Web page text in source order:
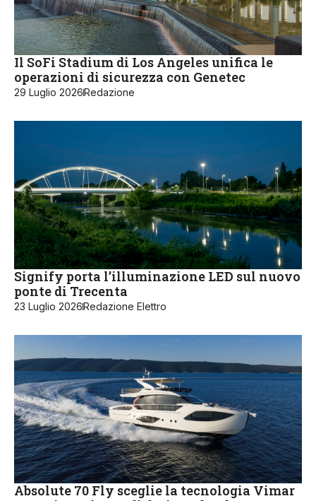
Il SoFi Stadium di Los Angeles unifica le
operazioni di sicurezza con Genetec
29 Luglio 2026Redazione
Signify porta l’illuminazione LED sul nuovo
ponte di Trecenta
23 Luglio 2026Redazione Elettro
Absolute 70 Fly sceglie la tecnologia Vimar